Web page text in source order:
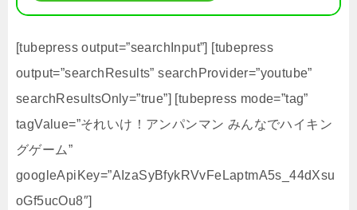
[tubepress output=”searchInput”] [tubepress
output=”searchResults” searchProvider=”youtube”
searchResultsOnly=”true”] [tubepress mode=”tag”
tagValue=”それいけ！アンパンマン みんなでハイキン
グゲーム”
googleApiKey=”AIzaSyBfykRVvFeLaptmA5s_44dXsu
oGf5ucOu8″]